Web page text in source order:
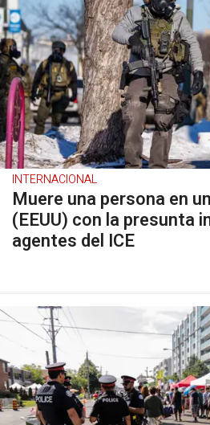
INTERNACIONAL
Muere una persona en
(EEUU) con la presunta
agentes del ICE